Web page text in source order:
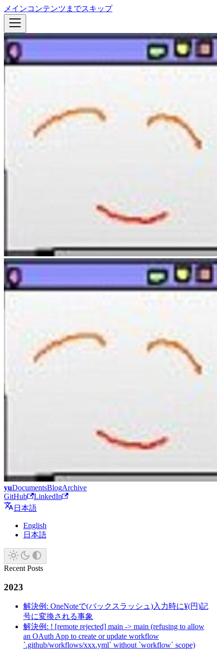
メインコンテンツまでスキップ
yuDocumentsBlogArchive
GitHub
LinkedIn
日本語
English
日本語
Recent Posts
2023
解決例: OneNoteで(バックスラッシュ)入力時に¥(円)記
号に変換される事象
解決例: ! [remote rejected] main -> main (refusing to allow
an OAuth App to create or update workflow
`.github/workflows/xxx.yml` without `workflow` scope)